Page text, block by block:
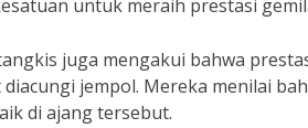
untuk meraih prestasi
juga mengakui bahwa
jempol. Mereka menilai
di ajang tersebut.